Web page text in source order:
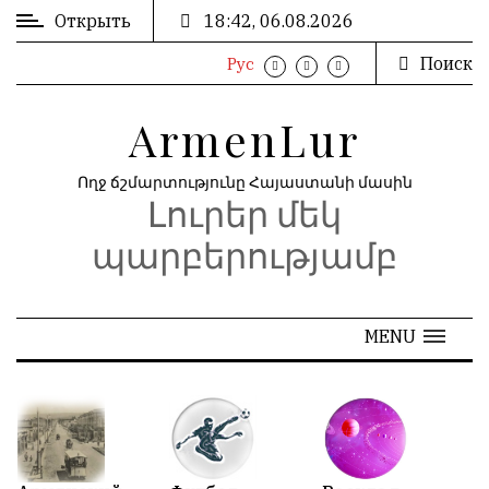
ВХОД
РЕГИСТРАЦИЯ
АРХИВ
« Июнь 2026
ՄՈՒՏՔ
Открыть 18:42, 06.08.2026
Рус Поиск
ArmenLur
Ողջ ճշմարտությունը Հայաստանի մասին
Լուրեր մեկ
պարբերությամբ
MENU